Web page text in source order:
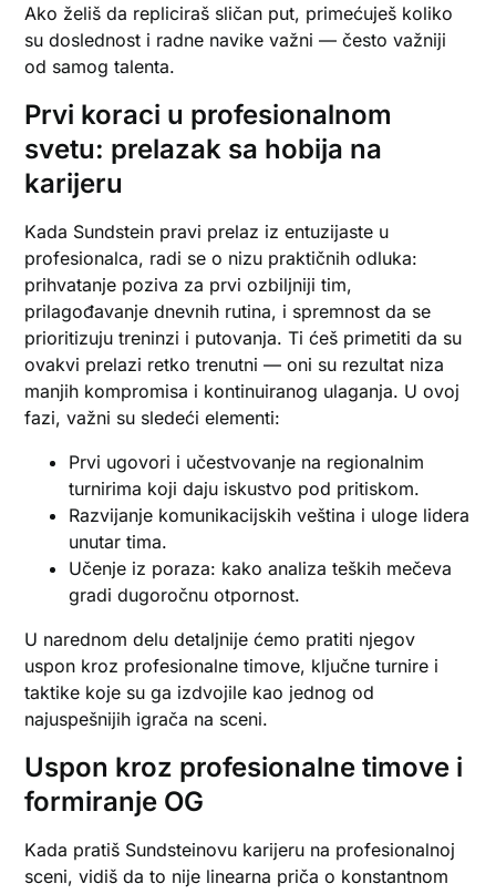
Ako želiš da repliciraš sličan put, primećuješ koliko
su doslednost i radne navike važni — često važniji
od samog talenta.
Prvi koraci u profesionalnom
svetu: prelazak sa hobija na
karijeru
Kada Sundstein pravi prelaz iz entuzijaste u
profesionalca, radi se o nizu praktičnih odluka:
prihvatanje poziva za prvi ozbiljniji tim,
prilagođavanje dnevnih rutina, i spremnost da se
prioritizuju treninzi i putovanja. Ti ćeš primetiti da su
ovakvi prelazi retko trenutni — oni su rezultat niza
manjih kompromisa i kontinuiranog ulaganja. U ovoj
fazi, važni su sledeći elementi:
Prvi ugovori i učestvovanje na regionalnim
turnirima koji daju iskustvo pod pritiskom.
Razvijanje komunikacijskih veština i uloge lidera
unutar tima.
Učenje iz poraza: kako analiza teških mečeva
gradi dugoročnu otpornost.
U narednom delu detaljnije ćemo pratiti njegov
uspon kroz profesionalne timove, ključne turnire i
taktike koje su ga izdvojile kao jednog od
najuspešnijih igrača na sceni.
Uspon kroz profesionalne timove i
formiranje OG
Kada pratiš Sundsteinovu karijeru na profesionalnoj
sceni, vidiš da to nije linearna priča o konstantnom